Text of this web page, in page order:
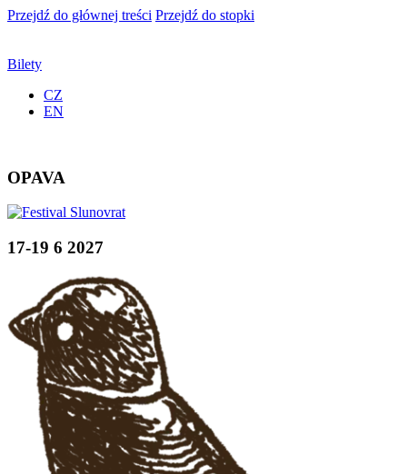
Przejdź do głównej treści Przejdź do stopki
Bilety
CZ
EN
OPAVA
17-19 6 2027